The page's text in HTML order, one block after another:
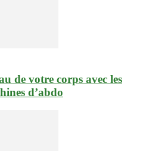
de votre corps avec les
d’abdo